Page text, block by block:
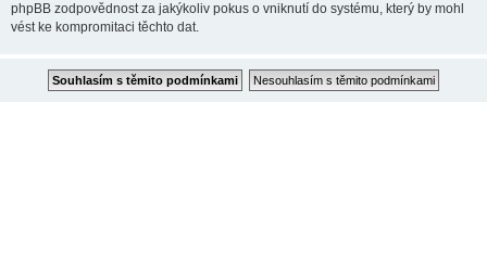
phpBB zodpovědnost za jakýkoliv pokus o vniknutí do systému, který by mohl
vést ke kompromitaci těchto dat.